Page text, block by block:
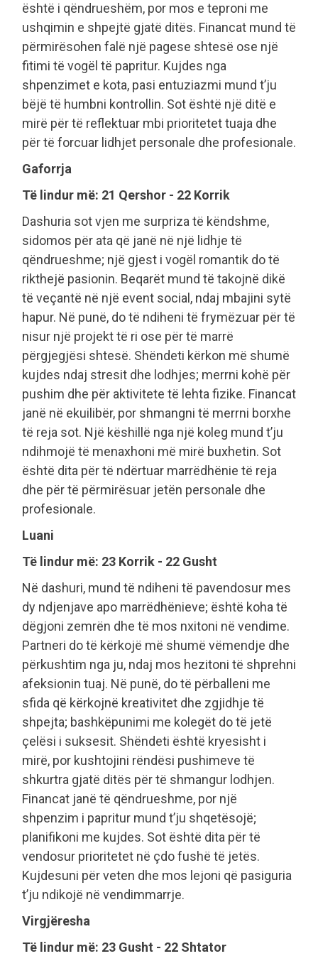
është i qëndrueshëm, por mos e teproni me
ushqimin e shpejtë gjatë ditës. Financat mund të
përmirësohen falë një pagese shtesë ose një
fitimi të vogël të papritur. Kujdes nga
shpenzimet e kota, pasi entuziazmi mund t’ju
bëjë të humbni kontrollin. Sot është një ditë e
mirë për të reflektuar mbi prioritetet tuaja dhe
për të forcuar lidhjet personale dhe profesionale.
Gaforrja
Të lindur më: 21 Qershor - 22 Korrik
Dashuria sot vjen me surpriza të këndshme,
sidomos për ata që janë në një lidhje të
qëndrueshme; një gjest i vogël romantik do të
rikthejë pasionin. Beqarët mund të takojnë dikë
të veçantë në një event social, ndaj mbajini sytë
hapur. Në punë, do të ndiheni të frymëzuar për të
nisur një projekt të ri ose për të marrë
përgjegjësi shtesë. Shëndeti kërkon më shumë
kujdes ndaj stresit dhe lodhjes; merrni kohë për
pushim dhe për aktivitete të lehta fizike. Financat
janë në ekuilibër, por shmangni të merrni borxhe
të reja sot. Një këshillë nga një koleg mund t’ju
ndihmojë të menaxhoni më mirë buxhetin. Sot
është dita për të ndërtuar marrëdhënie të reja
dhe për të përmirësuar jetën personale dhe
profesionale.
Luani
Të lindur më: 23 Korrik - 22 Gusht
Në dashuri, mund të ndiheni të pavendosur mes
dy ndjenjave apo marrëdhënieve; është koha të
dëgjoni zemrën dhe të mos nxitoni në vendime.
Partneri do të kërkojë më shumë vëmendje dhe
përkushtim nga ju, ndaj mos hezitoni të shprehni
afeksionin tuaj. Në punë, do të përballeni me
sfida që kërkojnë kreativitet dhe zgjidhje të
shpejta; bashkëpunimi me kolegët do të jetë
çelësi i suksesit. Shëndeti është kryesisht i
mirë, por kushtojini rëndësi pushimeve të
shkurtra gjatë ditës për të shmangur lodhjen.
Financat janë të qëndrueshme, por një
shpenzim i papritur mund t’ju shqetësojë;
planifikoni me kujdes. Sot është dita për të
vendosur prioritetet në çdo fushë të jetës.
Kujdesuni për veten dhe mos lejoni që pasiguria
t’ju ndikojë në vendimmarrje.
Virgjëresha
Të lindur më: 23 Gusht - 22 Shtator